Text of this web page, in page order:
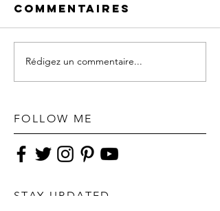
FOLLOW ME
STAY UPDATED
Commentaires
Rédigez un commentaire...